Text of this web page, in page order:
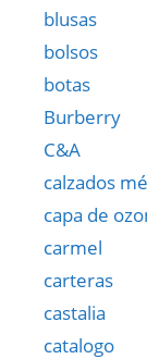
blusas
bolsos
botas
Burberry
C&A
calzados
capa de
carmel
carteras
castalia
catalogo